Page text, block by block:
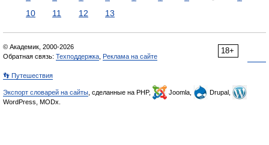
10
11 12 13
18+
© Академик, 2000-2026
Обратная связь: Техподдержка Реклама на сайте
👣 Путешествия
Экспорт словарей на сайты , сделанные на PHP, Joomla,
Drupal,
WordPress, MODx.